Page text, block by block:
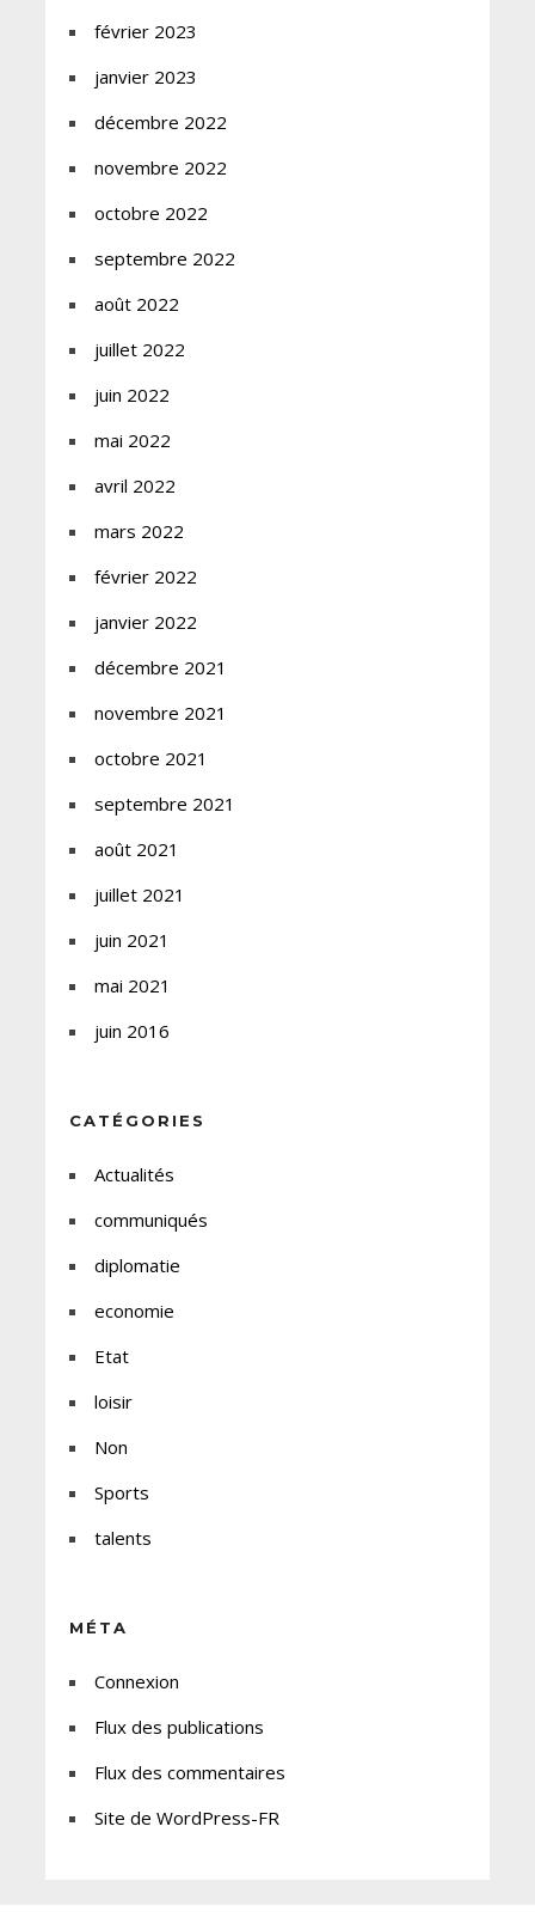
février 2023
janvier 2023
décembre 2022
novembre 2022
octobre 2022
septembre 2022
août 2022
juillet 2022
juin 2022
mai 2022
avril 2022
mars 2022
février 2022
janvier 2022
décembre 2021
novembre 2021
octobre 2021
septembre 2021
août 2021
juillet 2021
juin 2021
mai 2021
juin 2016
CATÉGORIES
Actualités
communiqués
diplomatie
economie
Etat
loisir
Non
Sports
talents
MÉTA
Connexion
Flux des publications
Flux des commentaires
Site de WordPress-FR